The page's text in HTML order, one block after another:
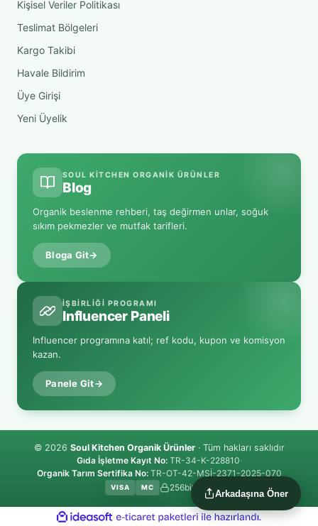
Kişisel Veriler Politikası
Teslimat Bölgeleri
Kargo Takibi
Havale Bildirim
Üye Girişi
Yeni Üyelik
SOUL KITCHEN ORGANIK ÜRÜNLER
Blog
Organik beslenme rehberi, taş değirmen unlar, soğuk
sıkım pekmezler ve mutfak tarifleri.
Bloga Git→
İŞBIRLIĞI PROGRAMI
Influencer Paneli
Influencer programına katıl; ref kodu, kupon ve komisyon
kazan.
Panele Git→
© 2026 Soul Kitchen Organik Ürünler· Tüm hakları saklıdır
Gıda İşletme Kayıt No:TR-34-K-228810·
Organik Tarım Sertifika No:TR-OT-42-MSİ-2371-2025-070
VISA MC 256bit SSL
ideasoft e-ticaret paketleri
Arkadaşına Öner